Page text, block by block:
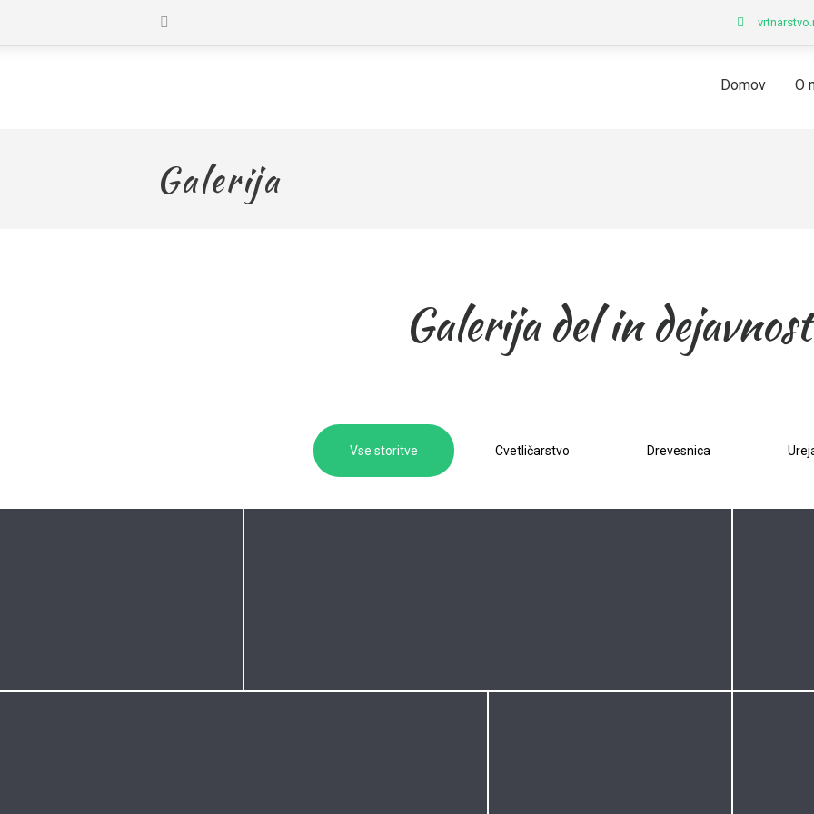
Domov O
Galerija
Galerija del in
Vse storitve Cvetličarstvo Drevesnica